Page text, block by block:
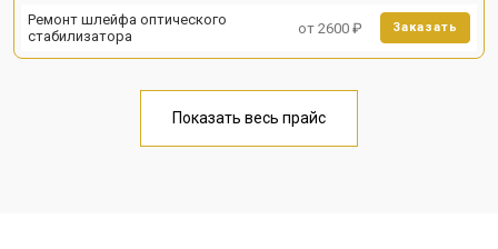
Ремонт шлейфа оптического
стабилизатора
от 2600 ₽ Заказать
Показать весь прайс